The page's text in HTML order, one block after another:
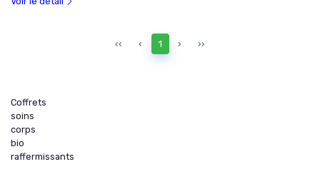
‹‹ ‹ 1 › ››
Coffrets
soins
corps
bio
raffermissants